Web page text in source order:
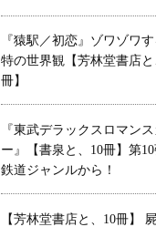
『猿駅／初恋』ゾワゾワ
特の世界観【芳林堂書店と
冊】
『東武デラックスロマンス
ー』【書泉と、10冊】第
鉄道ジャンルから！
【芳林堂書店と、10冊】